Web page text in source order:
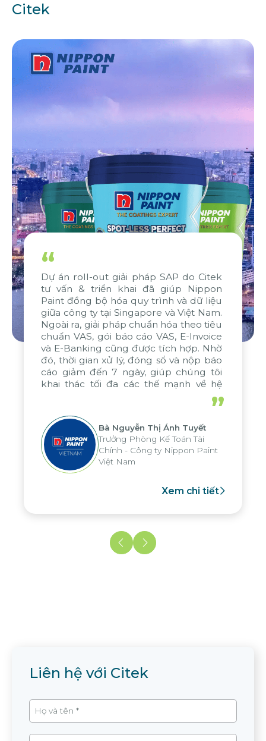
Citek
“
Dự án roll-out giải pháp SAP do Citek
tư vấn & triển khai đã giúp Nippon
Paint đồng bộ hóa quy trình và dữ liệu
giữa công ty tại Singapore và Việt Nam.
Ngoài ra, giải pháp chuẩn hóa theo tiêu
chuẩn VAS, gói báo cáo VAS, E-Invoice
và E-Banking cũng được tích hợp. Nhờ
đó, thời gian xử lý, đóng sổ và nộp báo
cáo giảm đến 7 ngày, giúp chúng tôi
khai thác tối đa các thế mạnh về hệ
thống báo cáo phân tích của tập đoàn,
áp dụng cho nhiều hoạt động tại các
đơn vị
”
Bà Nguyễn Thị Ánh Tuyết
Trưởng Phòng Kế Toán Tài
Chính - Công ty Nippon Paint
Việt Nam
Xem chi tiết
Liên hệ với Citek